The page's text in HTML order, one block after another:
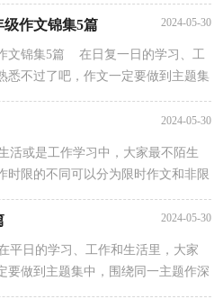
级作文锦集5篇 2024-05-30
文锦集5篇 在日复一日的学习、工
悉不过了吧，作文一定要做到主题集
切忌东拉西扯，主题涣...
2024-05-30
或是工作学习中，大家最不陌生
时限的不同可以分为限时作文和非限
2024-05-30
日的学习、工作和生活里，大家
要做到主题集中，围绕同一主题作深
散甚至无主题。你知道作...